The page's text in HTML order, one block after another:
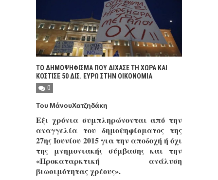
ΤΟ ΔΗΜΟΨΗΦΙΣΜΑ ΠΟΥ ΔΙΧΑΣΕ ΤΗ ΧΩΡΑ ΚΑΙ
ΚΟΣΤΙΣΕ 50 ΔΙΣ. ΕΥΡΩ ΣΤΗΝ ΟΙΚΟΝΟΜΙΑ
0
Του ΜάνουΧατζηδάκη
Εξι χρόνια συμπληρώνονται από την
αναγγελία του δημοψηφίσματος της
27ης Ιουνίου 2015 για την αποδοχή ή όχι
της μνημονιακής σύμβασης και την
«Προκαταρκτική ανάλυση
βιωσιμότητας χρέους».